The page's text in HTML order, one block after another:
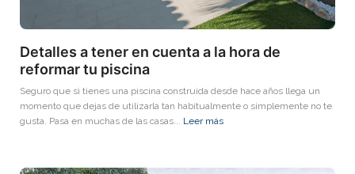
Detalles a tener en cuenta a la hora de
reformar tu piscina
Seguro que si tienes una piscina construida desde hace años llega un
momento que dejas de utilizarla tan habitualmente o simplemente no te
gusta. Pasa en muchas de las casas... Leer más